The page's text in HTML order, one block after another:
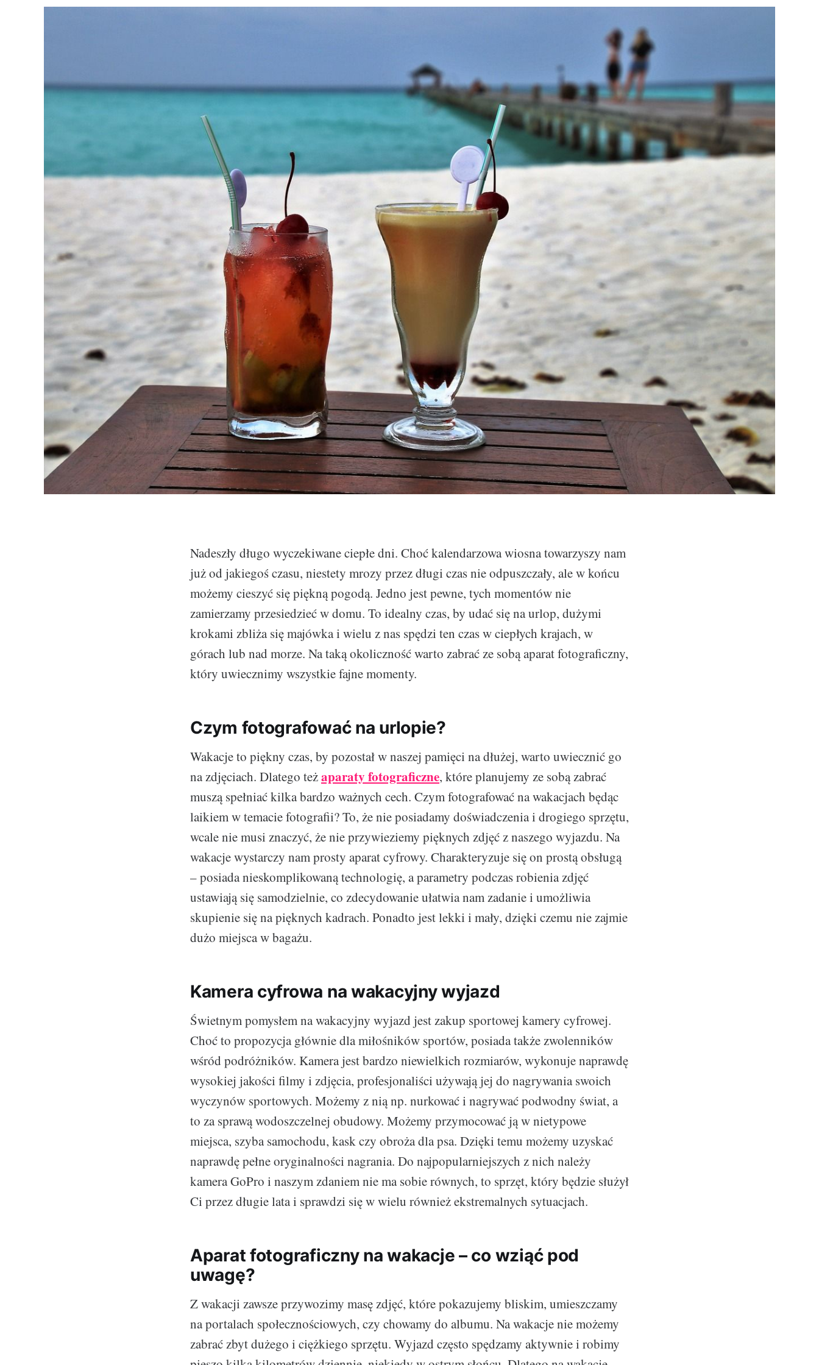
Nadeszły długo wyczekiwane ciepłe dni. Choć kalendarzowa wiosna towarzyszy nam
już od jakiegoś czasu, niestety mrozy przez długi czas nie odpuszczały, ale w końcu
możemy cieszyć się piękną pogodą. Jedno jest pewne, tych momentów nie
zamierzamy przesiedzieć w domu. To idealny czas, by udać się na urlop, dużymi
krokami zbliża się majówka i wielu z nas spędzi ten czas w ciepłych krajach, w
górach lub nad morze. Na taką okoliczność warto zabrać ze sobą aparat fotograficzny,
który uwiecznimy wszystkie fajne momenty.
Czym fotografować na urlopie?
Wakacje to piękny czas, by pozostał w naszej pamięci na dłużej, warto uwiecznić go
na zdjęciach. Dlatego teżaparaty fotograficzne, które planujemy ze sobą zabrać
muszą spełniać kilka bardzo ważnych cech. Czym fotografować na wakacjach będąc
laikiem w temacie fotografii? To, że nie posiadamy doświadczenia i drogiego sprzętu,
wcale nie musi znaczyć, że nie przywieziemy pięknych zdjęć z naszego wyjazdu. Na
wakacje wystarczy nam prosty aparat cyfrowy. Charakteryzuje się on prostą obsługą
– posiada nieskomplikowaną technologię, a parametry podczas robienia zdjęć
ustawiają się samodzielnie, co zdecydowanie ułatwia nam zadanie i umożliwia
skupienie się na pięknych kadrach. Ponadto jest lekki i mały, dzięki czemu nie zajmie
dużo miejsca w bagażu.
Kamera cyfrowa na wakacyjny wyjazd
Świetnym pomysłem na wakacyjny wyjazd jest zakup sportowej kamery cyfrowej.
Choć to propozycja głównie dla miłośników sportów, posiada także zwolenników
wśród podróżników. Kamera jest bardzo niewielkich rozmiarów, wykonuje naprawdę
wysokiej jakości filmy i zdjęcia, profesjonaliści używają jej do nagrywania swoich
wyczynów sportowych. Możemy z nią np. nurkować i nagrywać podwodny świat, a
to za sprawą wodoszczelnej obudowy. Możemy przymocować ją w nietypowe
miejsca, szyba samochodu, kask czy obroża dla psa. Dzięki temu możemy uzyskać
naprawdę pełne oryginalności nagrania. Do najpopularniejszych z nich należy
kamera GoPro i naszym zdaniem nie ma sobie równych, to sprzęt, który będzie służył
Ci przez długie lata i sprawdzi się w wielu również ekstremalnych sytuacjach.
Aparat fotograficzny na wakacje – co wziąć pod
uwagę?
Z wakacji zawsze przywozimy masę zdjęć, które pokazujemy bliskim, umieszczamy
na portalach społecznościowych, czy chowamy do albumu. Na wakacje nie możemy
zabrać zbyt dużego i ciężkiego sprzętu. Wyjazd często spędzamy aktywnie i robimy